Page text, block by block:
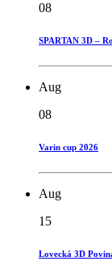
08
SPARTAN 3D –
Aug
08
Varin cup 2026
Aug
15
Lovecká 3D